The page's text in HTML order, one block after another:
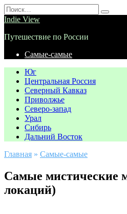
Перейти
к
Search
for:
Indie View
Путешествие по России
Самые-самые
Юг
Центральная Россия
Северный Кавказ
Приволжье
Северо-запад
Урал
Сибирь
Дальний Восток
Главная » Самые-самые
Самые мистические
локаций)